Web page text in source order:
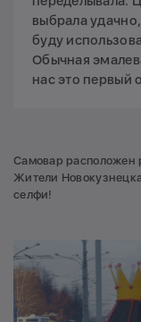
выбрала
буду
Обычная
нас это первый
Самовар расположен
Жители
селфи!